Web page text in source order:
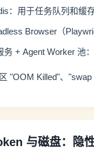
：用于任务队列和缓
Browser（
务 + Agent Worker 池
"OOM Killed"、
与磁盘：隐